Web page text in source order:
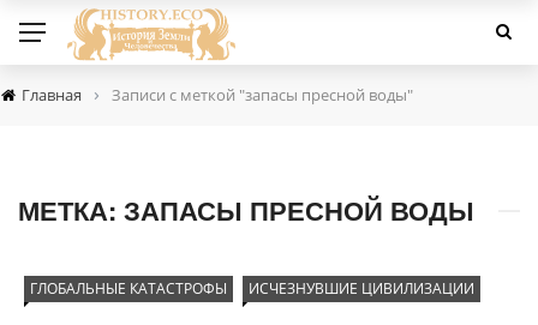
Главная › Записи с меткой "запасы пресной воды"
МЕТКА: ЗАПАСЫ ПРЕСНОЙ ВОДЫ
ГЛОБАЛЬНЫЕ КАТАСТРОФЫ ИСЧЕЗНУВШИЕ ЦИВИЛИЗАЦИИ